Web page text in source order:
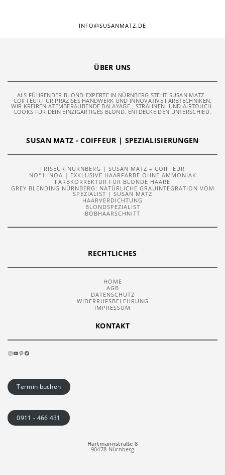
INFO@SUSANMATZ.DE
ÜBER UNS
ALS FÜHRENDER BLOND-EXPERTE IN NÜRNBERG STEHT SUSAN MATZ -
COIFFEUR FÜR PRÄZISES HANDWERK UND INNOVATIVE FARBTECHNIKEN.
WIR KREIREN ATEMBERAUBENDE BALAYAGE-, STRÄHNEN- UND AIRTOUCH-
LOOKS FÜR DEIN EINZIGARTIGES BLOND. ENTDECKE DEN UNTERSCHIED.
SUSAN MATZ - COIFFEUR | SPEZIALISIERUNGEN
FRISEUR NÜRNBERG | SUSAN MATZ – COIFFEUR
NO°1 INOA | EXKLUSIVE HAARFARBE OHNE AMMONIAK
FARBKORREKTUR FÜR BLONDE HAARE
GREY BLENDING NÜRNBERG: NATÜRLICHE GRAUINTEGRATION VOM
SPEZIALIST | SUSAN MATZ
HAARVERDICHTUNG
BLONDSPEZIALIST
BOBHAARSCHNITT
RECHTLICHES
HOME
AGB
DATENSCHUTZ
WIDERRUFSBELEHRUNG
IMPRESSUM
KONTAKT
INSTAGRAM
YOUTUBE
PINTEREST
FACEBOOK
Termin buchen
0911 - 466 431
Hartmannstraße 8
90478 Nürnberg